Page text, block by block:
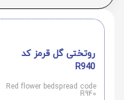
روتختی گل قرمز کد
R940
Red flower bedspread code
R940